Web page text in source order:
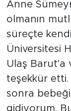
Anne
olmanın
süreçte
Üniversitesi
Ulaş Barut'a
teşekkür etti.
sonra
gidiyorum.